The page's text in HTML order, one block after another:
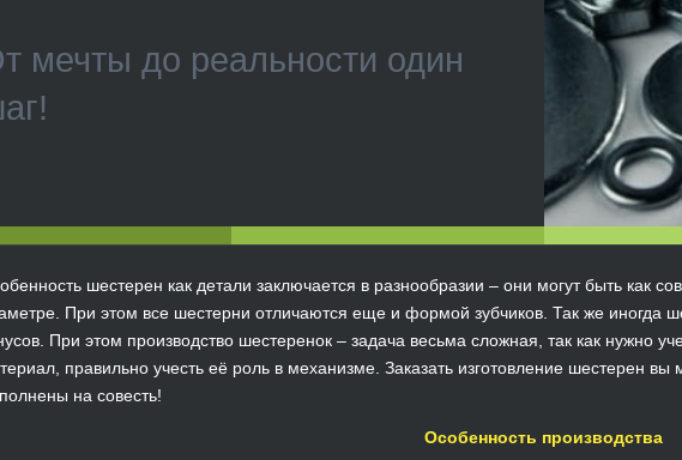
мечты до реальности один
шестерен как детали заключается в разнообразии – они могут быть как
При этом все шестерни отличаются еще и формой зубчиков. Так же иногда
При этом производство шестеренок – задача весьма сложная, так как нужно
правильно учесть её роль в механизме. Заказать изготовление шестерен
на совесть!
Особенность производства